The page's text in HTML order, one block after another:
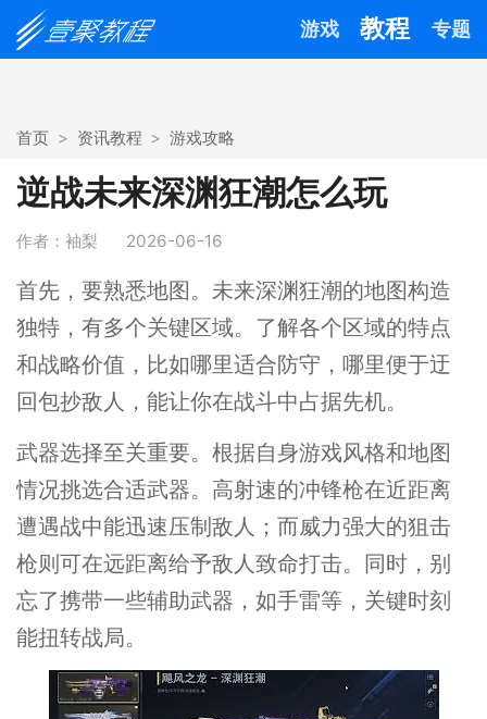
游戏 教程 专题
首页 资讯教程 游戏攻略
逆战未来深渊狂潮怎么玩
作者：袖梨 2026-06-16
首先，要熟悉地图。未来深渊狂潮的地图构造
独特，有多个关键区域。了解各个区域的特点
和战略价值，比如哪里适合防守，哪里便于迂
回包抄敌人，能让你在战斗中占据先机。
武器选择至关重要。根据自身游戏风格和地图
情况挑选合适武器。高射速的冲锋枪在近距离
遭遇战中能迅速压制敌人；而威力强大的狙击
枪则可在远距离给予敌人致命打击。同时，别
忘了携带一些辅助武器，如手雷等，关键时刻
能扭转战局。